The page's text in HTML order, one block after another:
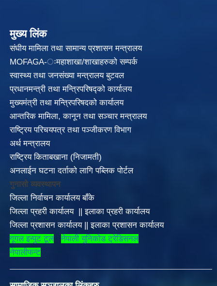
मुख्य लिंक
संघीय मामिला तथा सामान्य प्रशासन मन्त्रालय
MOFAGA-ःमहाशाखा/शाखाहरुको सम्पर्क
स्वास्थ्य तथा जनसंख्या मन्त्रालय बुटवल
प्रधानमन्त्री तथा मन्त्रिपरिषद्को कार्यालय
मुख्यमंत्री तथा मन्त्रिपरिषदको कार्यालय
आन्तरिक मामिला, कानून तथा सञ्चार मन्त्रालय
राष्ट्रिय परिचयपत्र तथा पञ्जीकरण विभाग
अर्थ मन्त्रालय
राष्ट्रिय किताबखाना (निजामती)
अनलाईन घटना दर्ताको लागि पब्लिक पोर्टल
गुनासो व्यवस्थापन
जिल्ला निर्वाचन कार्यालय बाँके
जिल्ला प्रहरी कार्यालय
||इलाका प्रहरी कार्यालय
जिल्ला प्रशासन कार्यालय||इलाका प्रशासन कार्यालय
गूगल इन्पुट टूल
नेपाली युनिकोड ट्रेडिसनल
नेपालीफन्ट